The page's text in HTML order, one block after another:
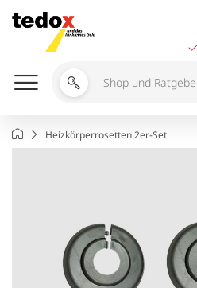
Inhalt
springen
Shop
durchsuchen
StartseiteHeizkörperrosetten 2er-Set